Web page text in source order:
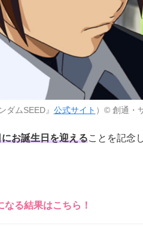
ダムSEED』 公式サイト ）© 創通・
お誕生日を迎えることを記念
る結果はこちら！